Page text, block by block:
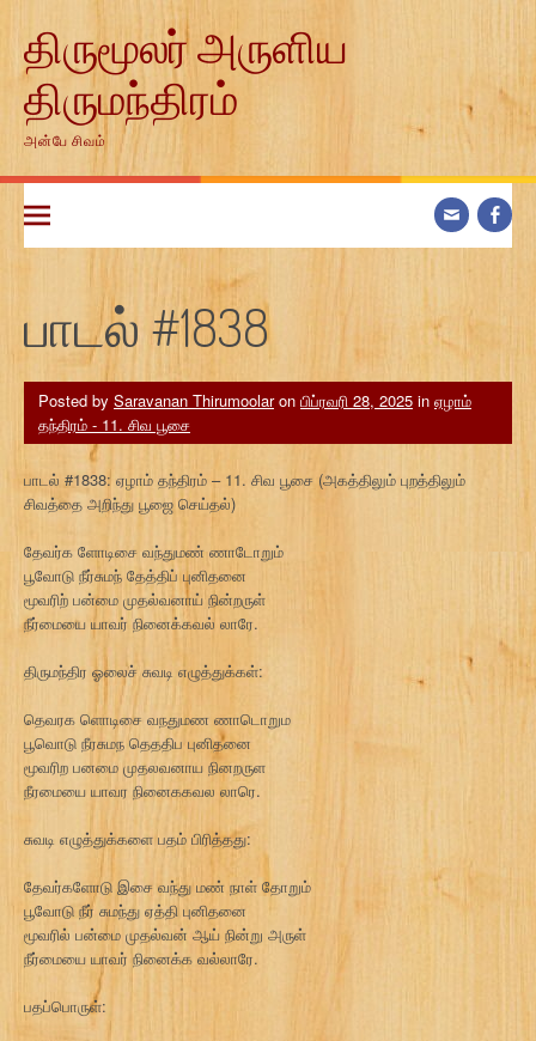
contentதிருமூலர் அருளிய
திருமந்திரம்
அன்பே சிவம்
பாடல் #1838
Posted by Saravanan Thirumoolaron பிப்ரவரி 28, 2025 in ஏழாம்
தந்திரம் - 11. சிவ பூசை
பாடல் #1838: ஏழாம் தந்திரம் – 11. சிவ பூசை (அகத்திலும் புறத்திலும்
சிவத்தை அறிந்து பூஜை செய்தல்)
தேவர்க ளோடிசை வந்துமண் ணாடோறும்
பூவோடு நீர்சுமந் தேத்திப் புனிதனை
மூவரிற் பன்மை முதல்வனாய் நின்றருள்
நீர்மையை யாவர் நினைக்கவல் லாரே.
திருமந்திர ஓலைச் சுவடி எழுத்துக்கள்:
தெவரக ளொடிசை வநதுமண ணாடொறும
பூவொடு நீரசுமந தெததிப புனிதனை
மூவரிற பனமை முதலவனாய நினறருள
நீரமையை யாவர நினைககவல லாரெ.
சுவடி எழுத்துக்களை பதம் பிரித்தது:
தேவர்களோடு இசை வந்து மண் நாள் தோறும்
பூவோடு நீர் சுமந்து ஏத்தி புனிதனை
மூவரில் பன்மை முதல்வன் ஆய் நின்று அருள்
நீர்மையை யாவர் நினைக்க வல்லாரே.
பதப்பொருள்: